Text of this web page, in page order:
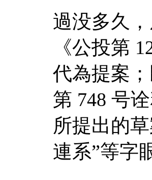
過没多久
《公投第
代為提案
第 748 号
所提出的
連系”等字